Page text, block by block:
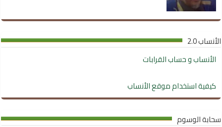
الأنساب 2.0
الأنساب و حساب القرابات
كيفية استخدام موقع الأنساب
سحابة الوسوم